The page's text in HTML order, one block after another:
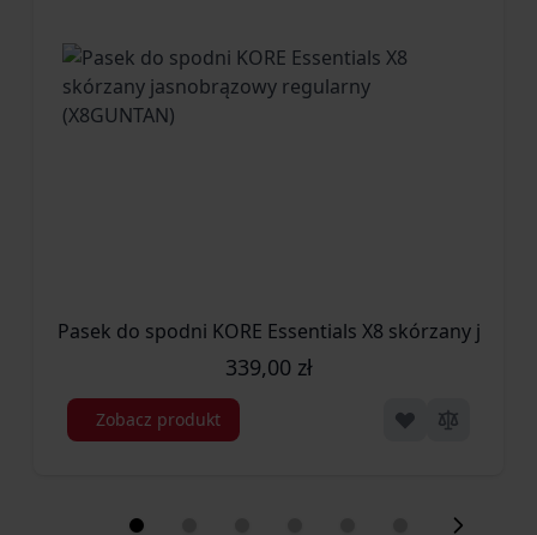
Pasek do spodni KORE Essentials X8 skórzany
339,00 zł
Zobacz produkt